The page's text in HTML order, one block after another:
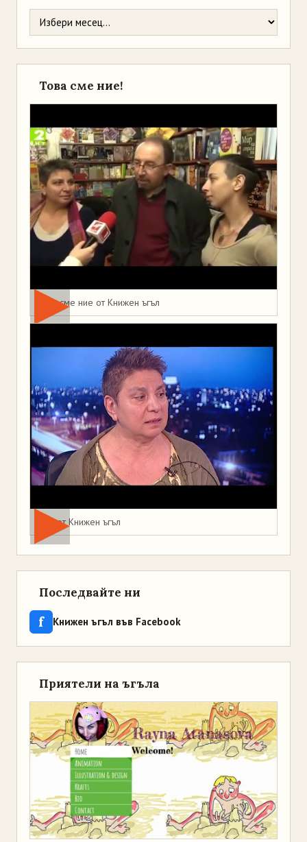
Това сме ние!
Това сме ние от Книжен ъгъл
Мая от Книжен ъгъл
Последвайте ни
f Книжен ъгъл във Facebook
Приятели на ъгъла